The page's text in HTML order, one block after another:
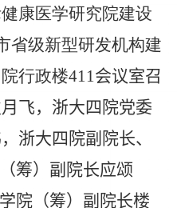
康医学研究院建设
省级新型研发机构建
行政楼411 会议室召
飞，浙大四院党委
浙大四院副院长、
筹）副院长应颂
院（筹）副院长楼